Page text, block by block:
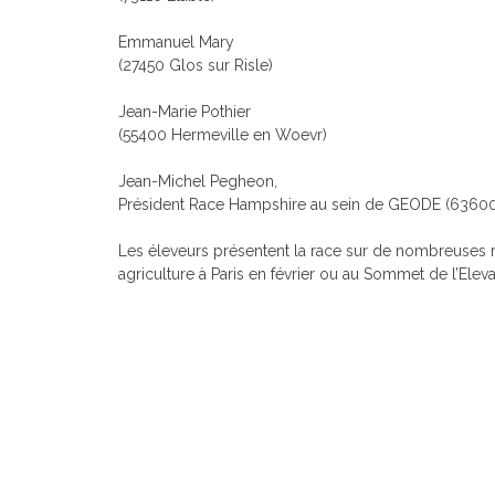
Emmanuel Mary
(27450 Glos sur Risle)
Jean-Marie Pothier
(55400 Hermeville en Woevr)
Jean-Michel Pegheon,
Président Race Hampshire au sein de GEODE
Les éleveurs présentent la race sur de
agriculture à Paris en février ou au Sommet de